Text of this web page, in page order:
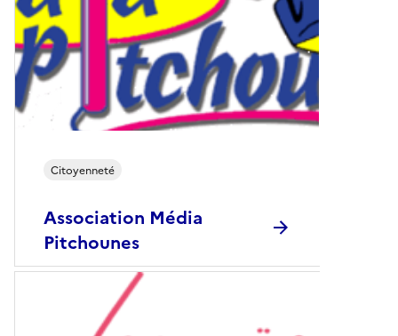
Association Média
Pitchounes
Le programme de l'association Media
Pitchounes, conçu et expérimenté
depuis 2009, vise à permettre...
Citoyenneté